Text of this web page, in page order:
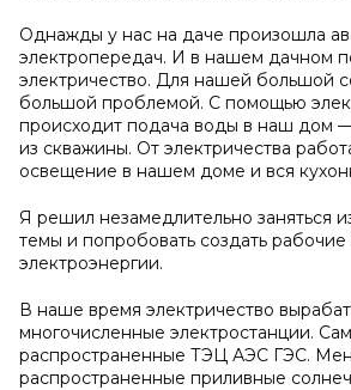
Однажды у нас на даче произошла
электропередач. И в нашем дачном
электричество. Для нашей большой
большой проблемой. С помощью
происходит подача воды в наш дом
из скважины. От электричества
освещение в нашем доме и вся
Я решил незамедлительно заняться
темы и попробовать создать
электроэнергии.
В наше время электричество
многочисленные электростанции.
распространенные ТЭЦ АЭС ГЭС.
распространенные приливные